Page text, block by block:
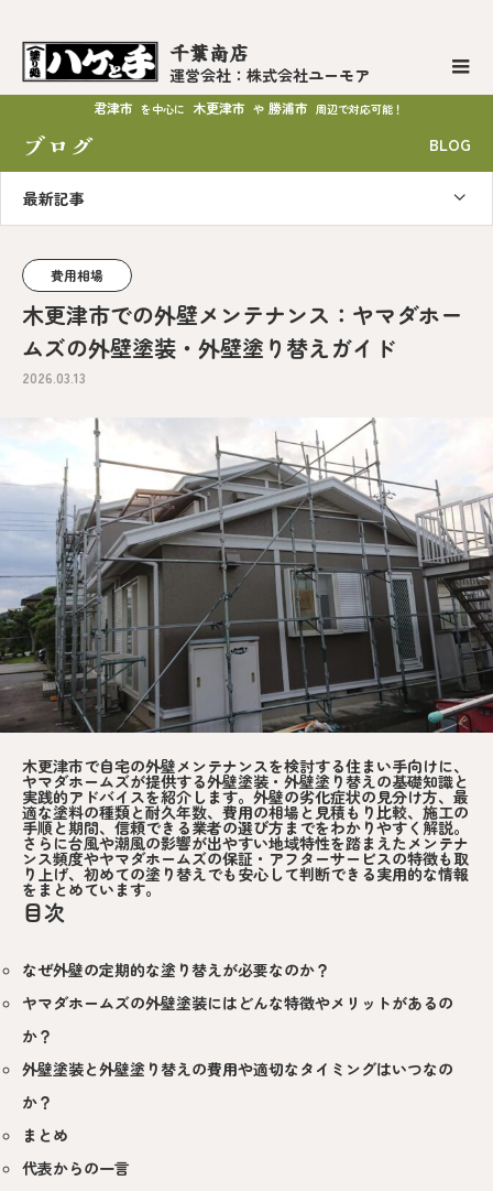
千葉南店
運営会社：株式会社ユーモア
君津市 を中心に 木更津市 や 勝浦市 周辺で対応可能！
ブログ BLOG
最新記事
費用相場
木更津市での外壁メンテナンス：ヤマダホー
ムズの外壁塗装・外壁塗り替えガイド
2026.03.13
木更津市で自宅の外壁メンテナンスを検討する住まい手向けに、
ヤマダホームズが提供する外壁塗装・外壁塗り替えの基礎知識と
実践的アドバイスを紹介します。外壁の劣化症状の見分け方、最
適な塗料の種類と耐久年数、費用の相場と見積もり比較、施工の
手順と期間、信頼できる業者の選び方までをわかりやすく解説。
さらに台風や潮風の影響が出やすい地域特性を踏まえたメンテナ
ンス頻度やヤマダホームズの保証・アフターサービスの特徴も取
り上げ、初めての塗り替えでも安心して判断できる実用的な情報
をまとめています。
目次
なぜ外壁の定期的な塗り替えが必要なのか？
ヤマダホームズの外壁塗装にはどんな特徴やメリットがあるの
か？
外壁塗装と外壁塗り替えの費用や適切なタイミングはいつなの
か？
まとめ
代表からの一言